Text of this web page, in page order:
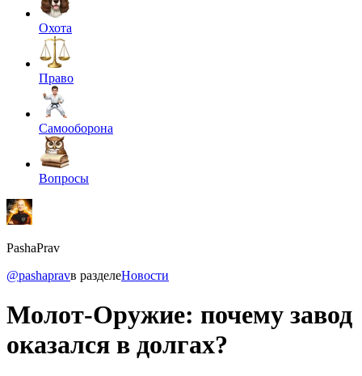
Охота
Право
Самооборона
Вопросы
PashaPrav
@pashapravв разделеНовости
Молот-Оружие: почему завод
оказался в долгах?